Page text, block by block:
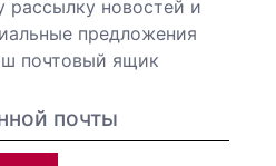
новостей и
предложения
почтовый ящик